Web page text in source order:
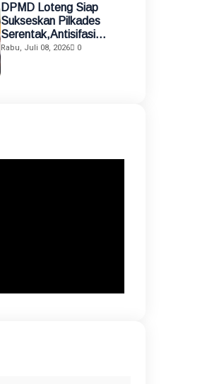
DPMD Loteng Siap
Sukseskan Pilkades
Serentak,Antisifasi
Kisruh Pilkades
Rabu, Juli 08, 2026 0